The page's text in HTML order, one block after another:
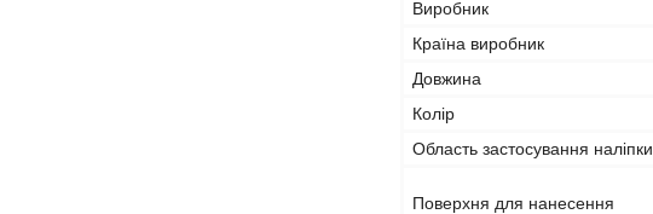
Виробник
Країна виробник
Довжина
Колір
Область застосування наліпки
Поверхня для нанесення